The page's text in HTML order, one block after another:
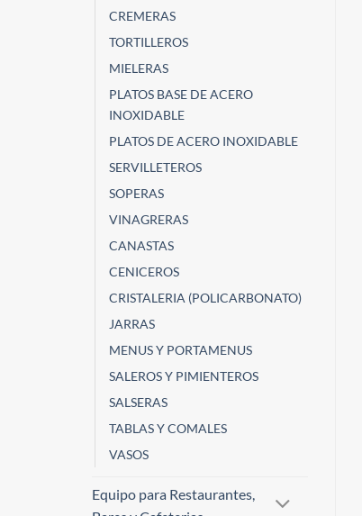
CREMERAS
TORTILLEROS
MIELERAS
PLATOS BASE DE ACERO
INOXIDABLE
PLATOS DE ACERO INOXIDABLE
SERVILLETEROS
SOPERAS
VINAGRERAS
CANASTAS
CENICEROS
CRISTALERIA (POLICARBONATO)
JARRAS
MENUS Y PORTAMENUS
SALEROS Y PIMIENTEROS
SALSERAS
TABLAS Y COMALES
VASOS
Equipo para Restaurantes,